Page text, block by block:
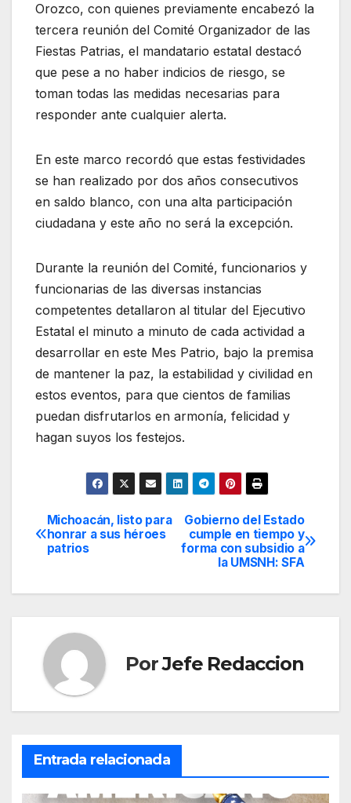
Orozco, con quienes previamente encabezó la
tercera reunión del Comité Organizador de las
Fiestas Patrias, el mandatario estatal destacó
que pese a no haber indicios de riesgo, se
toman todas las medidas necesarias para
responder ante cualquier alerta.
En este marco recordó que estas festividades
se han realizado por dos años consecutivos
en saldo blanco, con una alta participación
ciudadana y este año no será la excepción.
Durante la reunión del Comité, funcionarios y
funcionarias de las diversas instancias
competentes detallaron al titular del Ejecutivo
Estatal el minuto a minuto de cada actividad a
desarrollar en este Mes Patrio, bajo la premisa
de mantener la paz, la estabilidad y civilidad en
estos eventos, para que cientos de familias
puedan disfrutarlos en armonía, felicidad y
hagan suyos los festejos.
Navegación
de
entradas
Gobierno del Estado
cumple en tiempo y
forma con subsidio a
la UMSNH: SFA
Michoacán, listo para
honrar a sus héroes
patrios
PorJefe Redaccion
Entrada relacionada